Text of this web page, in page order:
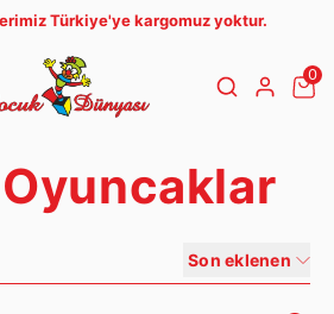
Türkiye'ye kargomuz yoktur.
0
Son eklenen